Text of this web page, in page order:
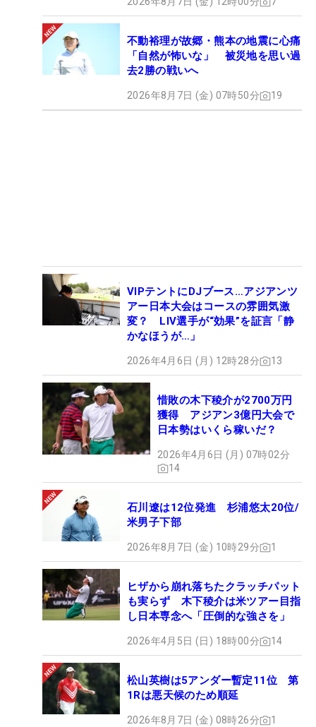
不動裕理が故郷・熊本の地震に心痛
「自然が怖いな」 被災地を思い過
去2勝の戦いへ
2026年8月7日 (金) 07時50分 19
VIPテントにDJブース…アジアンツ
アー日本大会はコースの雰囲気激
変？ LIV選手が“効果”を証言「静
かなほうが…」
2026年4月6日 (月) 12時28分 13
惜敗の木下稜介が2700万円
獲得 アジアン3億円大会で
日本勢はいくら稼いだ？
2026年4月6日 (月) 07時02分
14
石川遼は12位発進 杉浦悠太20位/
米男子下部
2026年8月7日 (金) 10時29分 1
ヒザから崩れ落ちたクラッチパット
も実らず 木下稜介は米ツアー目指
し日本専念へ「圧倒的な強さを」
2026年4月5日 (日) 18時00分 14
松山英樹は5アンダー暫定11位 第
1Rは悪天候のため順延
2026年8月7日 (金) 08時26分 1